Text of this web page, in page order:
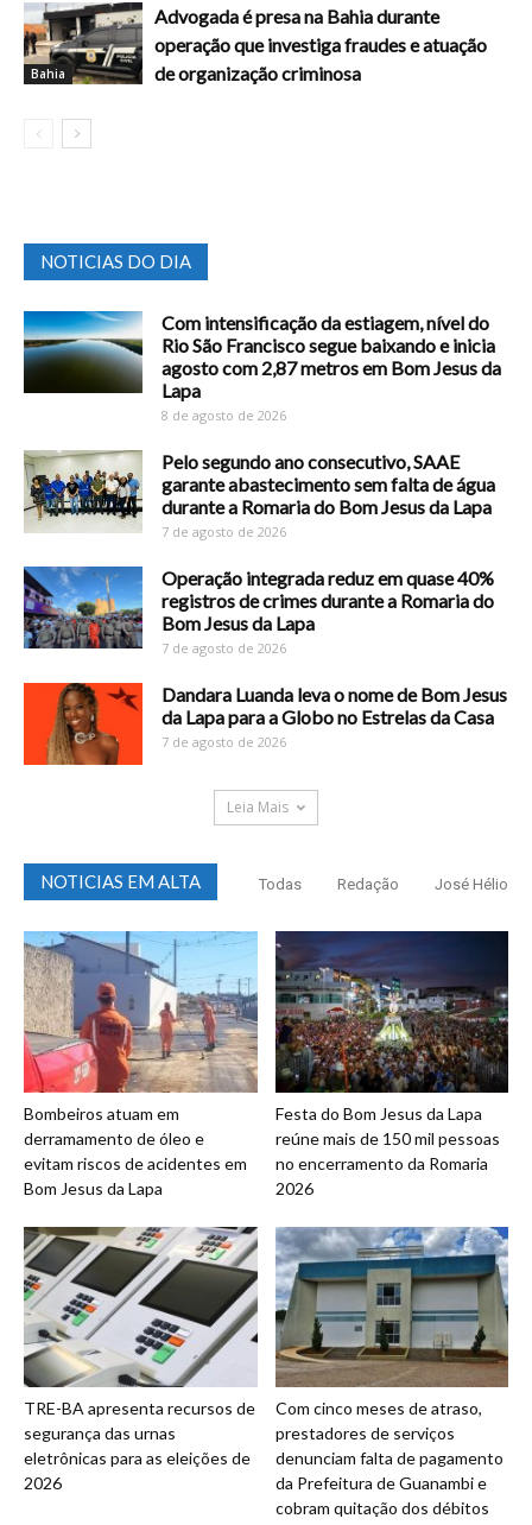
Bahia
Advogada é presa na Bahia durante
operação que investiga fraudes e atuação
de organização criminosa
NOTICIAS DO DIA
Com intensificação da estiagem, nível do
Rio São Francisco segue baixando e inicia
agosto com 2,87 metros em Bom Jesus da
Lapa
8 de agosto de 2026
Pelo segundo ano consecutivo, SAAE
garante abastecimento sem falta de água
durante a Romaria do Bom Jesus da Lapa
7 de agosto de 2026
Operação integrada reduz em quase 40%
registros de crimes durante a Romaria do
Bom Jesus da Lapa
7 de agosto de 2026
Dandara Luanda leva o nome de Bom Jesus
da Lapa para a Globo no Estrelas da Casa
7 de agosto de 2026
Leia Mais
NOTICIAS EM ALTA Todas Redação José Hélio
Bombeiros atuam em
derramamento de óleo e
evitam riscos de acidentes em
Bom Jesus da Lapa
Festa do Bom Jesus da Lapa
reúne mais de 150 mil pessoas
no encerramento da Romaria
2026
TRE-BA apresenta recursos de
segurança das urnas
eletrônicas para as eleições de
2026
Com cinco meses de atraso,
prestadores de serviços
denunciam falta de pagamento
da Prefeitura de Guanambi e
cobram quitação dos débitos